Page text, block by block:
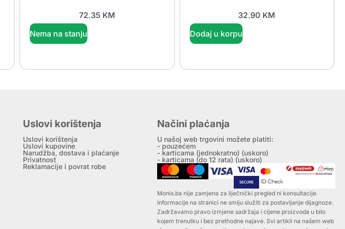
72.35 KM
Nema na stanju
32.90 KM
Dodaj u korpu
Uslovi korištenja
Uslovi korištenja
Uslovi kupovine
Narudžba, dostava i plaćanje
Privatnost
Reklamacije i povrat robe
Načini plaćanja
U našoj web trgovini možete platiti:
- pouzećem
- karticama (jednokratno) (uskoro)
- karticama (do 12 rata) (uskoro)
Monis.ba nije zamjena za liječnički pregled ni konsultacije.
Informacije na stranici ne smiju služiti za postavljanje dijagnoze.
Zadržavamo pravo izmjene sadržaja i cijene proizvoda u bilo
kojem trenutku i bez prethodne najave. Svi artikli na našem web